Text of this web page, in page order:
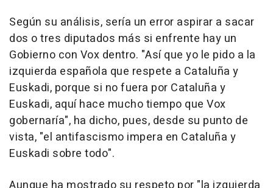
Según su análisis, sería un error aspirar a sacar
dos o tres diputados más si enfrente hay un
Gobierno con Vox dentro. "Así que yo le pido a la
izquierda española que respete a Cataluña y
Euskadi, porque si no fuera por Cataluña y
Euskadi, aquí hace mucho tiempo que Vox
gobernaría", ha dicho, pues, desde su punto de
vista, "el antifascismo impera en Cataluña y
Euskadi sobre todo".